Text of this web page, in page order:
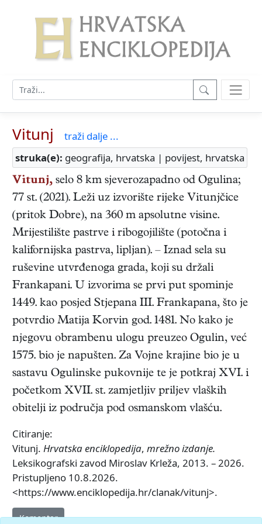
Vitunj
traži dalje ...
struka(e): geografija, hrvatska | povijest, hrvatska
Vitunj, selo 8 km sjeverozapadno od Ogulina;
77 st. (2021). Leži uz izvorište rijeke Vitunjčice
(pritok Dobre), na 360 m apsolutne visine.
Mrijestilište pastrve i ribogojilište (potočna i
kalifornijska pastrva, lipljan). – Iznad sela su
ruševine utvrđenoga grada, koji su držali
Frankapani. U izvorima se prvi put spominje
1449. kao posjed Stjepana III. Frankapana, što je
potvrdio Matija Korvin god. 1481. No kako je
njegovu obrambenu ulogu preuzeo Ogulin, već
1575. bio je napušten. Za Vojne krajine bio je u
sastavu Ogulinske pukovnije te je potkraj XVI. i
početkom XVII. st. zamjetljiv priljev vlaških
obitelji iz područja pod osmanskom vlašću.
Citiranje:
Vitunj. Hrvatska enciklopedija, mrežno izdanje.
Leksikografski zavod Miroslav Krleža, 2013. – 2026.
Pristupljeno 10.8.2026.
<https://www.enciklopedija.hr/clanak/vitunj>.
Komentar